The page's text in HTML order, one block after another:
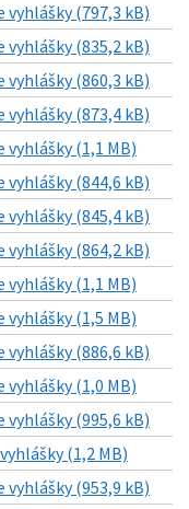
vyhlášky (797,3 kB)
vyhlášky (835,2 kB)
vyhlášky (860,3 kB)
vyhlášky (873,4 kB)
vyhlášky (1,1 MB)
vyhlášky (844,6 kB)
vyhlášky (845,4 kB)
vyhlášky (864,2 kB)
vyhlášky (1,1 MB)
vyhlášky (1,5 MB)
vyhlášky (886,6 kB)
vyhlášky (1,0 MB)
vyhlášky (995,6 kB)
(1,2 MB)
vyhlášky (953,9 kB)